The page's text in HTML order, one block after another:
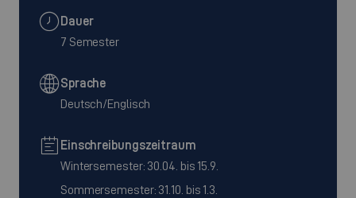
Dauer
7 Semester
Sprache
Deutsch/Englisch
Einschreibungszeitraum
Wintersemester: 30.04. bis 15.9.
Sommersemester: 31.10. bis 1.3.